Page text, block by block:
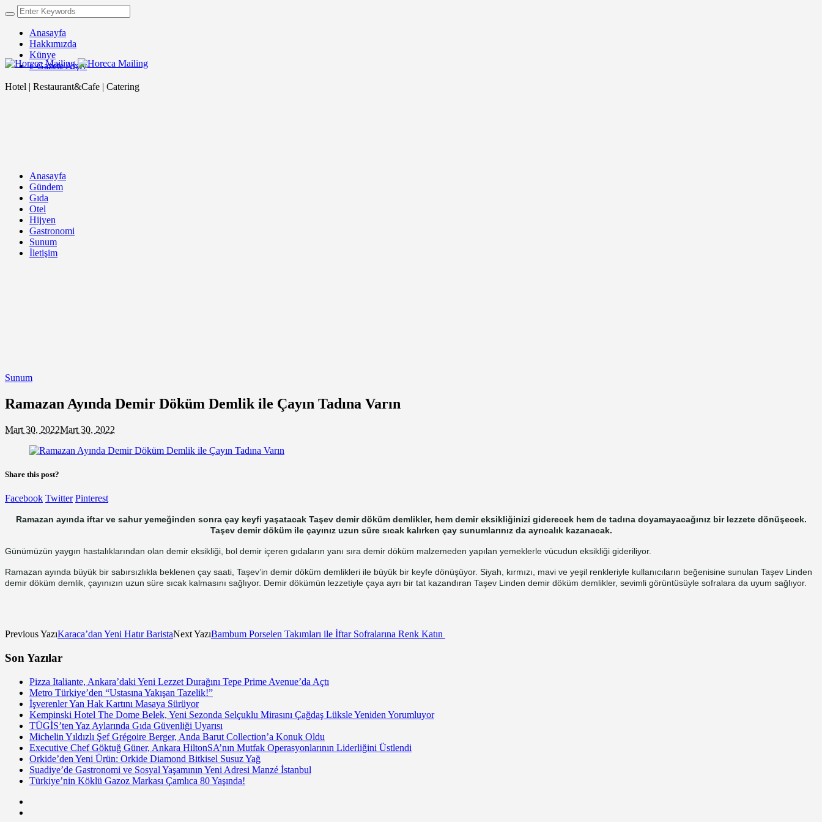
Anasayfa
Hakkımızda
Künye
e-Gazete Arşiv
Hotel | Restaurant&Cafe | Catering
Anasayfa
Gündem
Gıda
Otel
Hijyen
Gastronomi
Sunum
İletişim
Sunum
Ramazan Ayında Demir Döküm Demlik ile Çayın Tadına Varın
Mart 30, 2022Mart 30, 2022
Share this post?
Facebook Twitter Pinterest
Ramazan ayında iftar ve sahur yemeğinden sonra çay keyfi yaşatacak Taşev demir döküm demlikler, hem demir eksikliğinizi giderecek hem de tadına doyamayacağınız bir lezzete dönüşecek.
Taşev demir döküm ile çayınız uzun süre sıcak kalırken çay sunumlarınız da ayrıcalık kazanacak.
Günümüzün yaygın hastalıklarından olan demir eksikliği, bol demir içeren gıdaların yanı sıra demir döküm malzemeden yapılan yemeklerle vücudun eksikliği gideriliyor.
Ramazan ayında büyük bir sabırsızlıkla beklenen çay saati, Taşev’in demir döküm demlikleri ile büyük bir keyfe dönüşüyor. Siyah, kırmızı, mavi ve yeşil renkleriyle kullanıcıların beğenisine sunulan Taşev Linden
demir döküm demlik, çayınızın uzun süre sıcak kalmasını sağlıyor. Demir dökümün lezzetiyle çaya ayrı bir tat kazandıran Taşev Linden demir döküm demlikler, sevimli görüntüsüyle sofralara da uyum sağlıyor.
Previous YazıKaraca’dan Yeni Hatır BaristaNext YazıBambum Porselen Takımları ile İftar Sofralarına Renk Katın
Son Yazılar
Pizza Italiante, Ankara’daki Yeni Lezzet Durağını Tepe Prime Avenue’da Açtı
Metro Türkiye’den “Ustasına Yakışan Tazelik!”
İşverenler Yan Hak Kartını Masaya Sürüyor
Kempinski Hotel The Dome Belek, Yeni Sezonda Selçuklu Mirasını Çağdaş Lüksle Yeniden Yorumluyor
TÜGİS’ten Yaz Aylarında Gıda Güvenliği Uyarısı
Michelin Yıldızlı Şef Grégoire Berger, Anda Barut Collection’a Konuk Oldu
Executive Chef Göktuğ Güner, Ankara HiltonSA’nın Mutfak Operasyonlarının Liderliğini Üstlendi
Orkide’den Yeni Ürün: Orkide Diamond Bitkisel Susuz Yağ
Suadiye’de Gastronomi ve Sosyal Yaşamının Yeni Adresi Manzé İstanbul
Türkiye’nin Köklü Gazoz Markası Çamlıca 80 Yaşında!